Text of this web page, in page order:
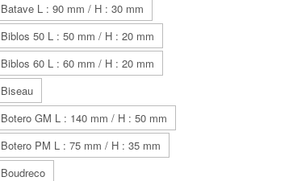
Batave L : 90 mm / H : 30 mm
Biblos 50 L : 50 mm / H : 20 mm
Biblos 60 L : 60 mm / H : 20 mm
Biseau
Botero GM L : 140 mm / H : 50 mm
Botero PM L : 75 mm / H : 35 mm
Boudreco